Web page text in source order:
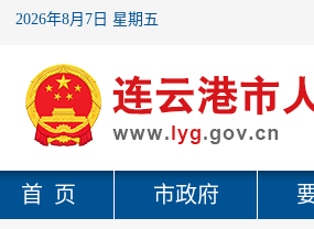
2026年8月7日 星期五
首 页 市政府